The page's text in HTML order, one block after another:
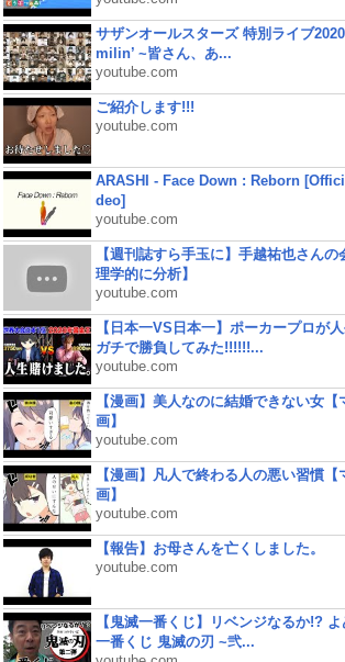
サザンオールスターズ 特別ライブ
milin’ ~皆さん、あ...
youtube.com
ご紹介します!!!
youtube.com
ARASHI - Face Down : Reborn
deo]
youtube.com
【週刊誌すら手玉に】手越祐也さんの
理学的に分析】
youtube.com
【日本一VS日本一】ポーカープロが
ガチで勝負してみた!!!!!!...
youtube.com
【漫画】美人なのに結婚できない女【
画】
youtube.com
【漫画】凡人で終わる人の悪い習慣【
画】
youtube.com
【報告】お母さんを亡くしました。
youtube.com
【鬼滅一番くじ】リベンジなるか!?
一番くじ 鬼滅の刃 ~弐...